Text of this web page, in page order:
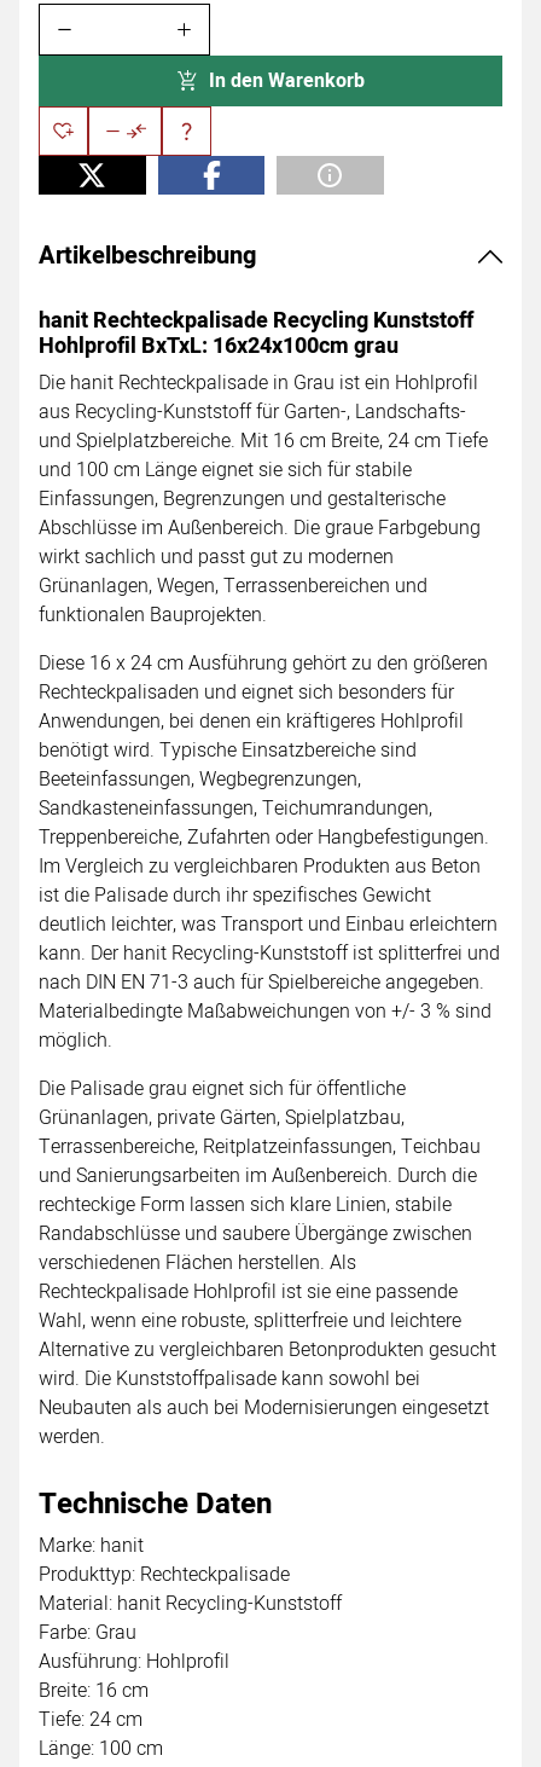
In den Warenkorb
Artikelbeschreibung
hanit Rechteckpalisade Recycling Kunststoff
Hohlprofil BxTxL: 16x24x100cm grau
Die hanit Rechteckpalisade in Grau ist ein Hohlprofil
aus Recycling-Kunststoff für Garten-, Landschafts-
und Spielplatzbereiche. Mit 16 cm Breite, 24 cm Tiefe
und 100 cm Länge eignet sie sich für stabile
Einfassungen, Begrenzungen und gestalterische
Abschlüsse im Außenbereich. Die graue Farbgebung
wirkt sachlich und passt gut zu modernen
Grünanlagen, Wegen, Terrassenbereichen und
funktionalen Bauprojekten.
Diese 16 x 24 cm Ausführung gehört zu den größeren
Rechteckpalisaden und eignet sich besonders für
Anwendungen, bei denen ein kräftigeres Hohlprofil
benötigt wird. Typische Einsatzbereiche sind
Beeteinfassungen, Wegbegrenzungen,
Sandkasteneinfassungen, Teichumrandungen,
Treppenbereiche, Zufahrten oder Hangbefestigungen.
Im Vergleich zu vergleichbaren Produkten aus Beton
ist die Palisade durch ihr spezifisches Gewicht
deutlich leichter, was Transport und Einbau erleichtern
kann. Der hanit Recycling-Kunststoff ist splitterfrei und
nach DIN EN 71-3 auch für Spielbereiche angegeben.
Materialbedingte Maßabweichungen von +/- 3 % sind
möglich.
Die Palisade grau eignet sich für öffentliche
Grünanlagen, private Gärten, Spielplatzbau,
Terrassenbereiche, Reitplatzeinfassungen, Teichbau
und Sanierungsarbeiten im Außenbereich. Durch die
rechteckige Form lassen sich klare Linien, stabile
Randabschlüsse und saubere Übergänge zwischen
verschiedenen Flächen herstellen. Als
Rechteckpalisade Hohlprofil ist sie eine passende
Wahl, wenn eine robuste, splitterfreie und leichtere
Alternative zu vergleichbaren Betonprodukten gesucht
wird. Die Kunststoffpalisade kann sowohl bei
Neubauten als auch bei Modernisierungen eingesetzt
werden.
Technische Daten
Marke: hanit
Produkttyp: Rechteckpalisade
Material: hanit Recycling-Kunststoff
Farbe: Grau
Ausführung: Hohlprofil
Breite: 16 cm
Tiefe: 24 cm
Länge: 100 cm